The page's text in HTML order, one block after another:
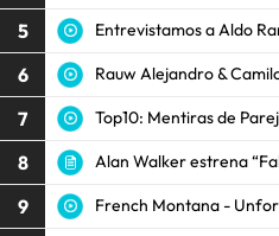
5 Entrevistamos a Aldo
6 Rauw Alejandro &
7 Top10: Mentiras de
8 Alan Walker estrena
9 French Montana -